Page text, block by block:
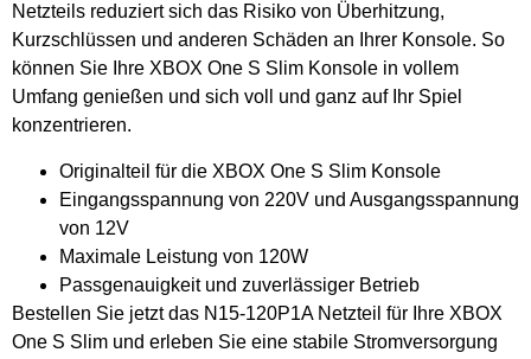
Netzteils reduziert sich das Risiko von Überhitzung,
Kurzschlüssen und anderen Schäden an Ihrer Konsole. So
können Sie Ihre XBOX One S Slim Konsole in vollem
Umfang genießen und sich voll und ganz auf Ihr Spiel
konzentrieren.
Originalteil für die XBOX One S Slim Konsole
Eingangsspannung von 220V und Ausgangsspannung
von 12V
Maximale Leistung von 120W
Passgenauigkeit und zuverlässiger Betrieb
Bestellen Sie jetzt das N15-120P1A Netzteil für Ihre XBOX
One S Slim und erleben Sie eine stabile Stromversorgung